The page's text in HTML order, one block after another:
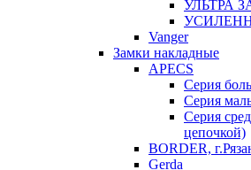
УЛЬТРА
Vanger
Замки накладные
APECS
Серия
Серия
Серия
цепочкой)
BORDER,
Gerda